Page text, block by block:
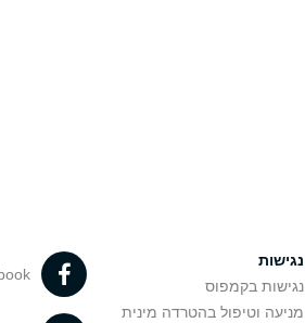
נגישות
נגישות בקמפוס
מניעה וטיפול בהטרדה מינית